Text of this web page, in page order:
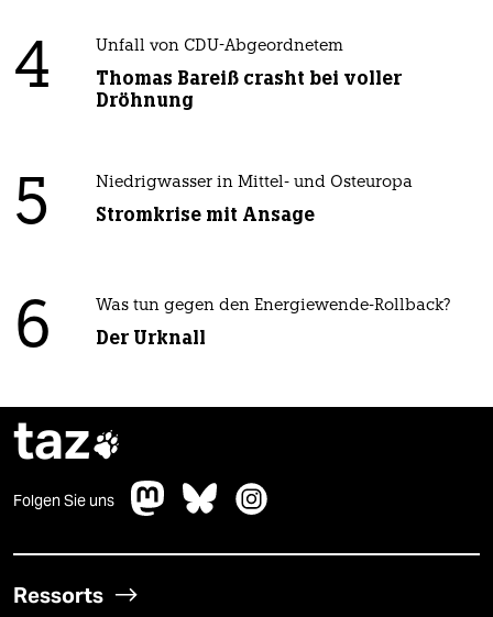
4 Unfall von CDU-Abgeordnetem
Thomas Bareiß crasht bei voller
Dröhnung
5 Niedrigwasser in Mittel- und Osteuropa
Stromkrise mit Ansage
6 Was tun gegen den Energiewende-Rollback?
Der Urknall
taz
Folgen Sie uns
Ressorts